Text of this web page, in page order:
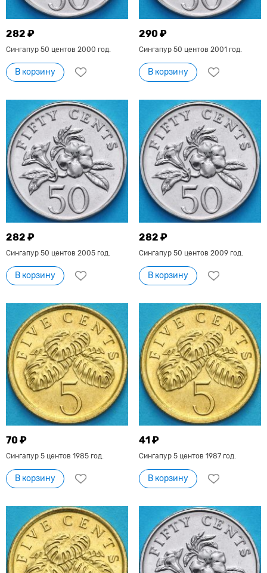
282 ₽
Сингапур 50 центов 2000 год.
В корзину
290 ₽
Сингапур 50 центов 2001 год.
В корзину
282 ₽
Сингапур 50 центов 2005 год.
В корзину
282 ₽
Сингапур 50 центов 2009 год.
В корзину
70 ₽
Сингапур 5 центов 1985 год.
В корзину
41 ₽
Сингапур 5 центов 1987 год.
В корзину